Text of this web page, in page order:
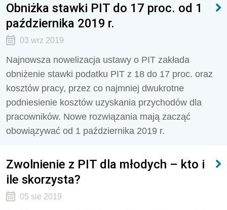
Obniżka stawki PIT do 17 proc. od 1
października 2019 r.
03 wrz 2019
Najnowsza nowelizacja ustawy o PIT zakłada
obniżenie stawki podatku PIT z 18 do 17 proc. oraz
kosztów pracy, przez co najmniej dwukrotne
podniesienie kosztów uzyskania przychodów dla
pracowników. Nowe rozwiązania mają zacząć
obowiązywać od 1 października 2019 r.
Zwolnienie z PIT dla młodych – kto i
ile skorzysta?
05 sie 2019